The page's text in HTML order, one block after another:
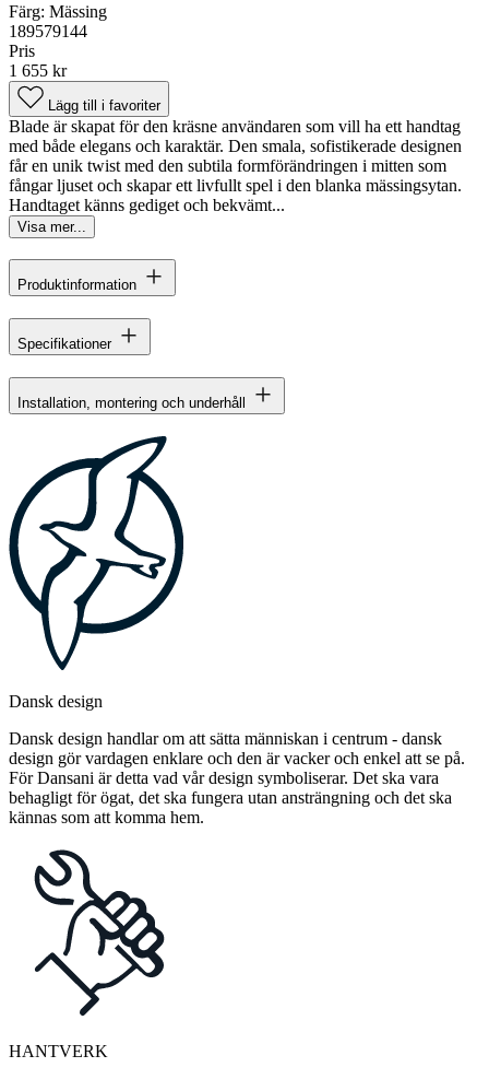
Färg: Mässing
189579144
Pris
1 655 kr
Lägg till i favoriter
Blade är skapat för den kräsne användaren som vill ha ett handtag
med både elegans och karaktär. Den smala, sofistikerade designen
får en unik twist med den subtila formförändringen i mitten som
fångar ljuset och skapar ett livfullt spel i den blanka mässingsytan.
Handtaget känns gediget och bekvämt...
Visa mer...
Produktinformation
Specifikationer
Installation, montering och underhåll
Dansk design
Dansk design handlar om att sätta människan i centrum - dansk
design gör vardagen enklare och den är vacker och enkel att se på.
För Dansani är detta vad vår design symboliserar. Det ska vara
behagligt för ögat, det ska fungera utan ansträngning och det ska
kännas som att komma hem.
HANTVERK